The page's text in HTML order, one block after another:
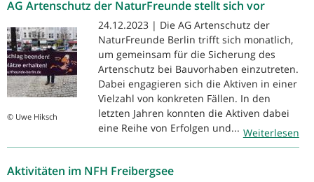
AG Artenschutz der NaturFreunde stellt sich vor
© Uwe Hiksch
24.12.2023 | Die AG Artenschutz der
NaturFreunde Berlin trifft sich monatlich,
um gemeinsam für die Sicherung des
Artenschutz bei Bauvorhaben einzutreten.
Dabei engagieren sich die Aktiven in einer
Vielzahl von konkreten Fällen. In den
letzten Jahren konnten die Aktiven dabei
eine Reihe von Erfolgen und... Weiterlesen
Aktivitäten im NFH Freibergsee